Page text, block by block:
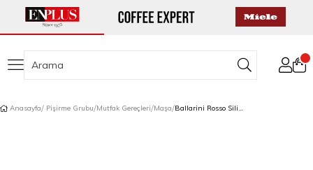
Anasayfa Pişirme Grubu Mutfak Gereçleri Maşa Ballarini Rosso Silikon Maşa 27 cm